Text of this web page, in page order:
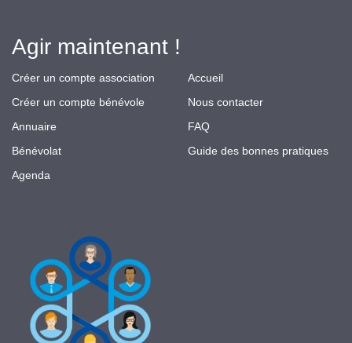
Agir maintenant !
Créer un compte association
Créer un compte bénévole
Annuaire
Bénévolat
Agenda
Accueil
Nous contacter
FAQ
Guide des bonnes pratiques